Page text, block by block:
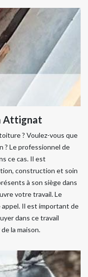
Attignat
? Voulez-vous que
? Le professionnel de
ce cas. Il est
construction et soin
à son siège dans
votre travail. Le
Il est important de
dans ce travail
la maison.